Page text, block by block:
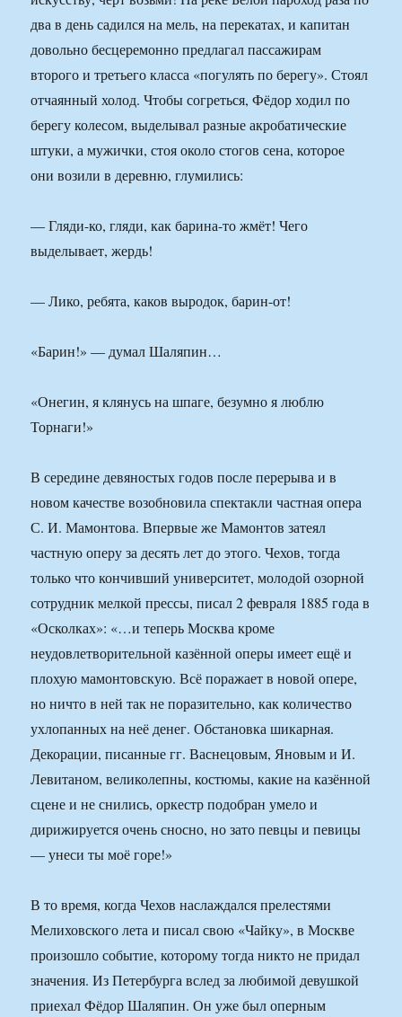
два в день садился на мель, на перекатах, и капитан
довольно бесцеремонно предлагал пассажирам
второго и третьего класса «погулять по берегу». Стоял
отчаянный холод. Чтобы согреться, Фёдор ходил по
берегу колесом, выделывал разные акробатические
штуки, а мужички, стоя около стогов сена, которое
они возили в деревню, глумились:
— Гляди-ко, гляди, как барина-то жмёт! Чего
выделывает, жердь!
— Лико, ребята, каков выродок, барин-от!
«Барин!» — думал Шаляпин…
«Онегин, я клянусь на шпаге, безумно я люблю
Торнаги!»
В середине девяностых годов после перерыва и в
новом качестве возобновила спектакли частная опера
С. И. Мамонтова. Впервые же Мамонтов затеял
частную оперу за десять лет до этого. Чехов, тогда
только что кончивший университет, молодой озорной
сотрудник мелкой прессы, писал 2 февраля 1885 года в
«Осколках»: «…и теперь Москва кроме
неудовлетворительной казённой оперы имеет ещё и
плохую мамонтовскую. Всё поражает в новой опере,
но ничто в ней так не поразительно, как количество
ухлопанных на неё денег. Обстановка шикарная.
Декорации, писанные гг. Васнецовым, Яновым и И.
Левитаном, великолепны, костюмы, какие на казённой
сцене и не снились, оркестр подобран умело и
дирижируется очень сносно, но зато певцы и певицы
— унеси ты моё горе!»
В то время, когда Чехов наслаждался прелестями
Мелиховского лета и писал свою «Чайку», в Москве
произошло событие, которому тогда никто не придал
значения. Из Петербурга вслед за любимой девушкой
приехал Фёдор Шаляпин. Он уже был оперным